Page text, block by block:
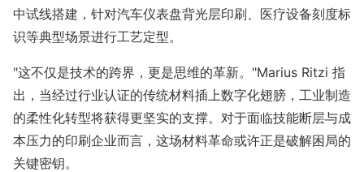
中试线搭建，针对汽车仪表盘背光层印刷、医疗设备刻度标
识等典型场景进行工艺定型。
"这不仅是技术的跨界，更是思维的革新。"Marius Ritzi 指
出，当经过行业认证的传统材料插上数字化翅膀，工业制造
的柔性化转型将获得更坚实的支撑。对于面临技能断层与成
本压力的印刷企业而言，这场材料革命或许正是破解困局的
关键密钥。